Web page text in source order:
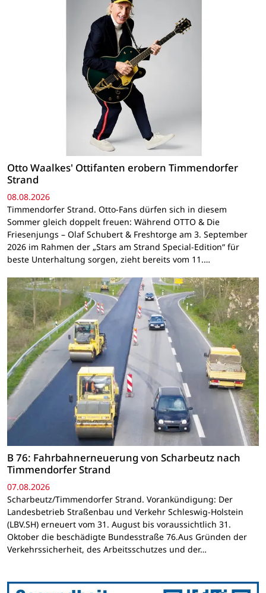
Otto Waalkes' Ottifanten erobern Timmendorfer
Strand
08.08.2026
Timmendorfer Strand. Otto-Fans dürfen sich in diesem
Sommer gleich doppelt freuen: Während OTTO & Die
Friesenjungs – Olaf Schubert & Freshtorge am 3. September
2026 im Rahmen der „Stars am Strand Special-Edition“ für
beste Unterhaltung sorgen, zieht bereits vom 11.…
B 76: Fahrbahnerneuerung von Scharbeutz nach
Timmendorfer Strand
07.08.2026
Scharbeutz/Timmendorfer Strand. Vorankündigung: Der
Landesbetrieb Straßenbau und Verkehr Schleswig-Holstein
(LBV.SH) erneuert vom 31. August bis voraussichtlich 31.
Oktober die beschädigte Bundesstraße 76.Aus Gründen der
Verkehrssicherheit, des Arbeitsschutzes und der…